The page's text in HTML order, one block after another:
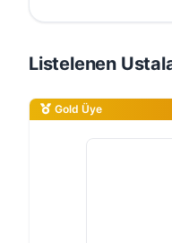
Listelenen
Gold Üye